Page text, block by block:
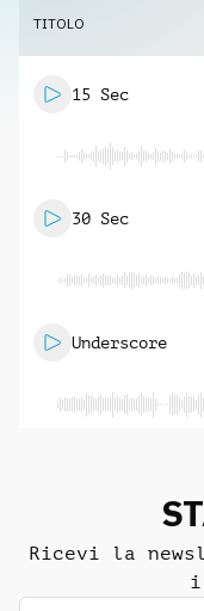
TITOLO
15 Sec
30 Sec
Underscore
Ricevi la
i